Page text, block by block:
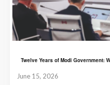
Twelve Years of Modi Government:
June 15, 2026